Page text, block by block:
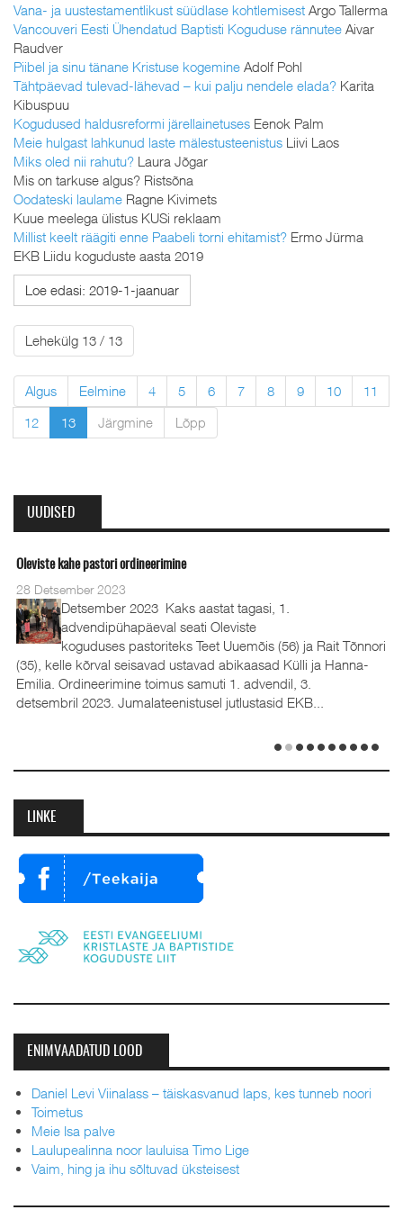
Vana- ja uustestamentlikust süüdlase kohtlemisest Argo Tallerma
Vancouveri Eesti Ühendatud Baptisti Koguduse rännutee Aivar
Raudver
Piibel ja sinu tänane Kristuse kogemine Adolf Pohl
Tähtpäevad tulevad-lähevad – kui palju nendele elada? Karita
Kibuspuu
Kogudused haldusreformi järellainetuses Eenok Palm
Meie hulgast lahkunud laste mälestusteenistus Liivi Laos
Miks oled nii rahutu? Laura Jõgar
Mis on tarkuse algus? Ristsõna
Oodateski laulame Ragne Kivimets
Kuue meelega ülistus KUSi reklaam
Millist keelt räägiti enne Paabeli torni ehitamist? Ermo Jürma
EKB Liidu koguduste aasta 2019
Loe edasi: 2019-1-jaanuar
Lehekülg 13 / 13
Algus Eelmine 4 5 6 7 8 9 10
11
12
13 Järgmine Lõpp
UUDISED
Oleviste kahe pastori ordineerimine
28 Detsember 2023
Detsember 2023 Kaks aastat tagasi, 1.
advendipühapäeval seati Oleviste
koguduses pastoriteks Teet Uuemõis (56) ja Rait Tõnnori
(35), kelle kõrval seisavad ustavad abikaasad Külli ja Hanna-
Emilia. Ordineerimine toimus samuti 1. advendil, 3.
detsembril 2023. Jumalateenistusel jutlustasid EKB...
LINKE
ENIMVAADATUD LOOD
Daniel Levi Viinalass – täiskasvanud laps, kes tunneb noori
Toimetus
Meie Isa palve
Laulupealinna noor lauluisa Timo Lige
Vaim, hing ja ihu sõltuvad üksteisest